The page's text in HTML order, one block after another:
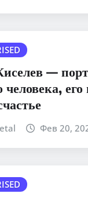
—
человека,
Фев 20,